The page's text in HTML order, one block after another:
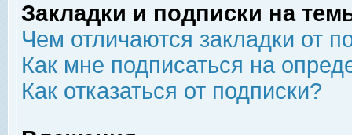
Закладки и подписки на
Чем отличаются закладки от
Как мне подписаться на
Как отказаться от подписки?